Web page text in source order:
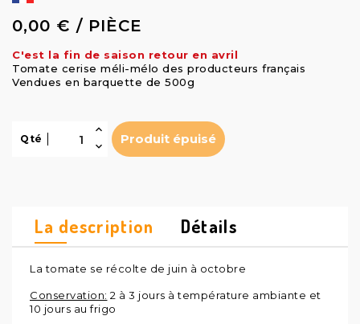
0,00 € / PIÈCE
C'est la fin de saison retour en avril
Tomate cerise méli-mélo des producteurs français
Vendues en barquette de 500g
Qté Produit épuisé
La description Détails
La tomate se récolte de juin à octobre
Conservation: 2 à 3 jours à température ambiante et
10 jours au frigo